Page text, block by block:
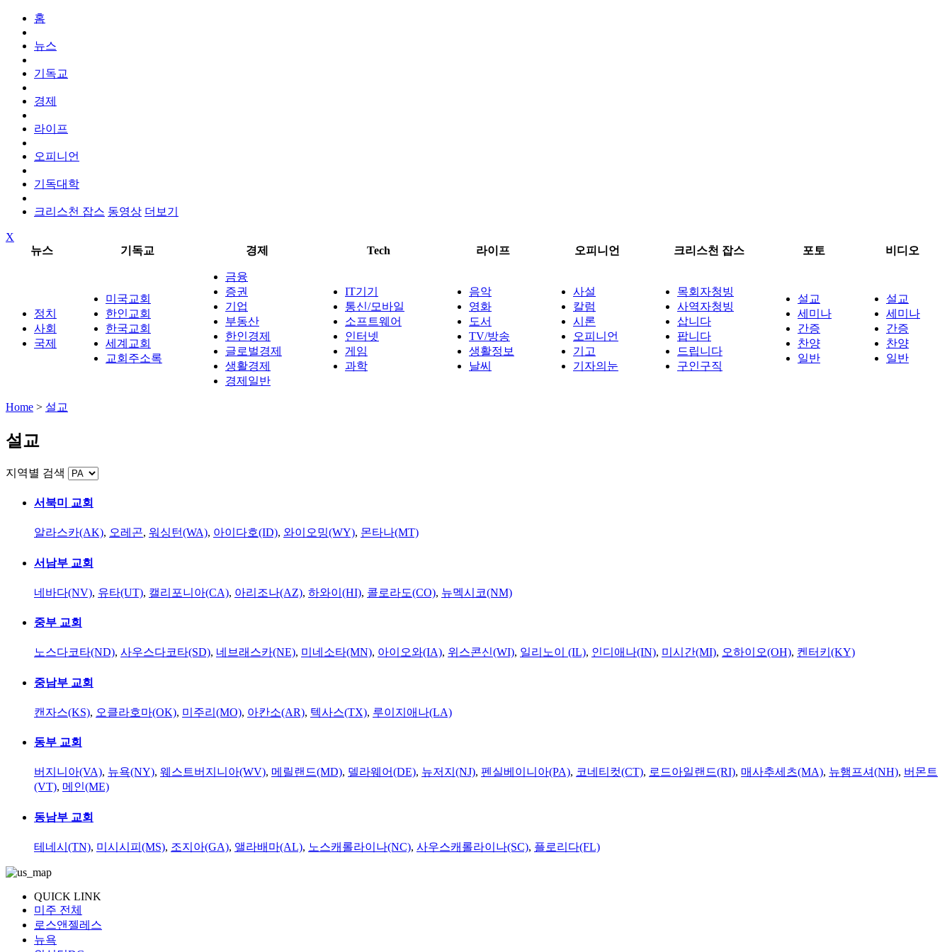
홈
뉴스
기독교
경제
라이프
오피니언
기독대학
크리스천 잡스 동영상 더보기
X
뉴스
기독교 경제 Tech 라이프 오피니언 크리스천 잡스 포토 비디오
정치
사회
국제
미국교회
한인교회
한국교회
세계교회
교회주소록
금융
증권
기업
부동산
한인경제
글로벌경제
생활경제
경제일반
IT기기
통신/모바일
소프트웨어
인터넷
게임
과학
음악
영화
도서
TV/방송
생활정보
날씨
사설
칼럼
시론
오피니언
기고
기자의눈
목회자청빙
사역자청빙
삽니다
팝니다
드립니다
구인구직
설교
세미나
간증
찬양
일반
설교
세미나
간증
찬양
일반
Home > 설교
설교
지역별 검색
서북미 교회
알라스카(AK), 오레곤, 워싱턴(WA), 아이다호(ID), 와이오밍(WY), 몬타나(MT)
서남부 교회
네바다(NV), 유타(UT), 캘리포니아(CA), 아리조나(AZ), 하와이(HI), 콜로라도(CO), 뉴멕시코(NM)
중부 교회
노스다코타(ND), 사우스다코타(SD), 네브래스카(NE), 미네소타(MN), 아이오와(IA), 위스콘신(WI), 일리노이 (IL), 인디애나(IN), 미시간(MI), 오하이오(OH), 켄터키(KY)
중남부 교회
캔자스(KS), 오클라호마(OK), 미주리(MO), 아칸소(AR), 텍사스(TX), 루이지애나(LA)
동부 교회
버지니아(VA), 뉴욕(NY), 웨스트버지니아(WV), 메릴랜드(MD), 델라웨어(DE), 뉴저지(NJ), 펜실베이니아(PA), 코네티컷(CT), 로드아일랜드(RI), 매사추세츠(MA), 뉴햄프셔(NH), 버몬트
(VT), 메인(ME)
동남부 교회
테네시(TN), 미시시피(MS), 조지아(GA), 앨라배마(AL), 노스캐롤라이나(NC), 사우스캐롤라이나(SC), 플로리다(FL)
QUICK LINK
미주 전체
로스앤젤레스
뉴욕